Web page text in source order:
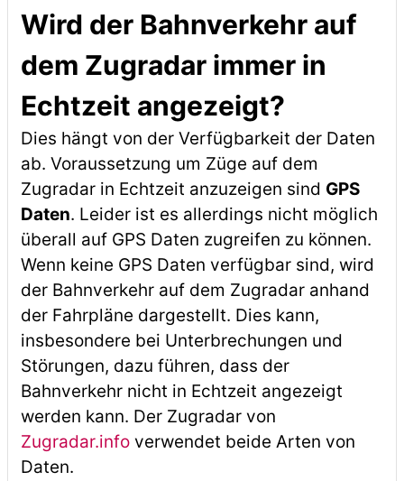
Wird der Bahnverkehr auf
dem Zugradar immer in
Echtzeit angezeigt?
Dies hängt von der Verfügbarkeit der Daten
ab. Voraussetzung um Züge auf dem
Zugradar in Echtzeit anzuzeigen sind GPS
Daten. Leider ist es allerdings nicht möglich
überall auf GPS Daten zugreifen zu können.
Wenn keine GPS Daten verfügbar sind, wird
der Bahnverkehr auf dem Zugradar anhand
der Fahrpläne dargestellt. Dies kann,
insbesondere bei Unterbrechungen und
Störungen, dazu führen, dass der
Bahnverkehr nicht in Echtzeit angezeigt
werden kann. Der Zugradar von
Zugradar.infoverwendet beide Arten von
Daten.